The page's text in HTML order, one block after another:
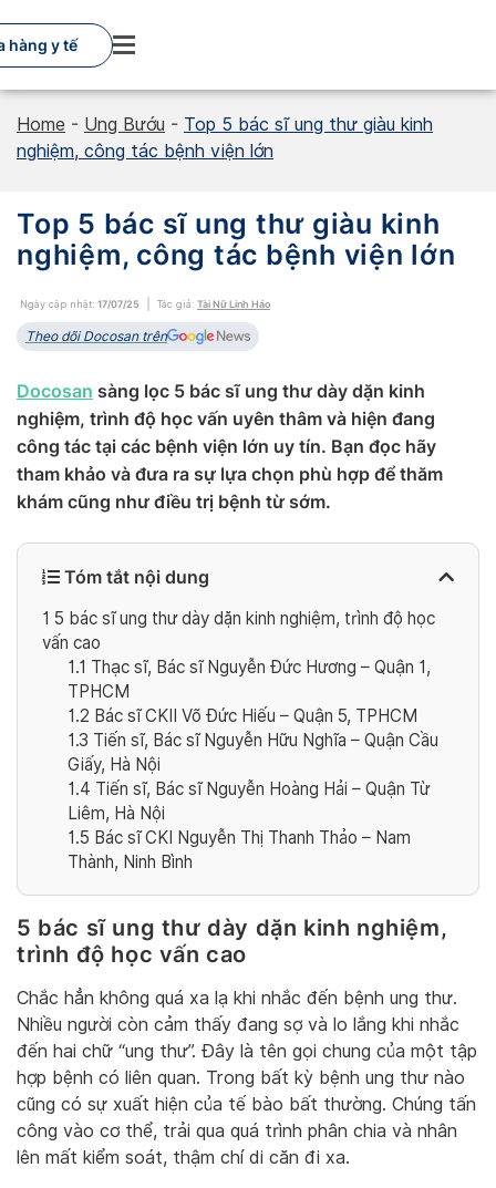
to
content
hàng y tế
Home - Ung Bướu - Top 5 bác sĩ ung thư giàu kinh
nghiệm, công tác bệnh viện lớn
Top 5 bác sĩ ung thư giàu kinh
nghiệm, công tác bệnh viện lớn
Ngày cập nhật: 17/07/25 Tác giả: Tài Nữ Linh Hảo
Theo dõi Docosan trên
Docosan sàng lọc 5 bác sĩ ung thư dày dặn kinh
nghiệm, trình độ học vấn uyên thâm và hiện đang
công tác tại các bệnh viện lớn uy tín. Bạn đọc hãy
tham khảo và đưa ra sự lựa chọn phù hợp để thăm
khám cũng như điều trị bệnh từ sớm.
Tóm tắt nội dung
1 5 bác sĩ ung thư dày dặn kinh nghiệm, trình độ học
vấn cao
1.1 Thạc sĩ, Bác sĩ Nguyễn Đức Hương – Quận 1,
TPHCM
1.2 Bác sĩ CKII Võ Đức Hiếu – Quận 5, TPHCM
1.3 Tiến sĩ, Bác sĩ Nguyễn Hữu Nghĩa – Quận Cầu
Giấy, Hà Nội
1.4 Tiến sĩ, Bác sĩ Nguyễn Hoàng Hải – Quận Từ
Liêm, Hà Nội
1.5 Bác sĩ CKI Nguyễn Thị Thanh Thảo – Nam
Thành, Ninh Bình
5 bác sĩ ung thư dày dặn kinh nghiệm,
trình độ học vấn cao
Chắc hẳn không quá xa lạ khi nhắc đến bệnh ung thư.
Nhiều người còn cảm thấy đang sợ và lo lắng khi nhắc
đến hai chữ “ung thư”. Đây là tên gọi chung của một tập
hợp bệnh có liên quan. Trong bất kỳ bệnh ung thư nào
cũng có sự xuất hiện của tế bào bất thường. Chúng tấn
công vào cơ thể, trải qua quá trình phân chia và nhân
lên mất kiểm soát, thậm chí di căn đi xa.